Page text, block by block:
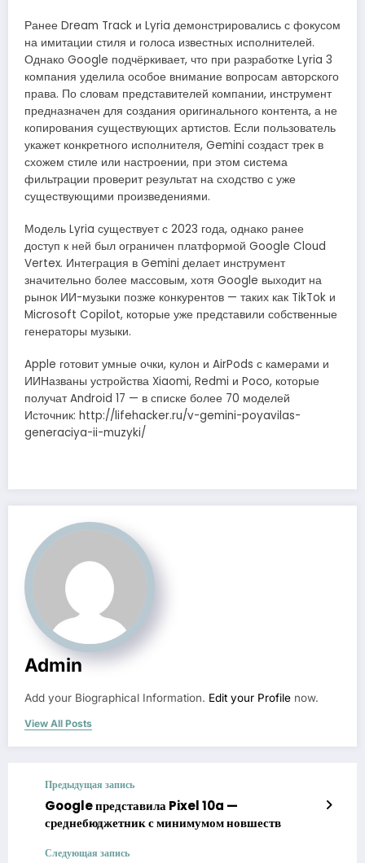
Ранее Dream Track и Lyria демонстрировались с фокусом
на имитации стиля и голоса известных исполнителей.
Однако Google подчёркивает, что при разработке Lyria 3
компания уделила особое внимание вопросам авторского
права. По словам представителей компании, инструмент
предназначен для создания оригинального контента, а не
копирования существующих артистов. Если пользователь
укажет конкретного исполнителя, Gemini создаст трек в
схожем стиле или настроении, при этом система
фильтрации проверит результат на сходство с уже
существующими произведениями.
Модель Lyria существует с 2023 года, однако ранее
доступ к ней был ограничен платформой Google Cloud
Vertex. Интеграция в Gemini делает инструмент
значительно более массовым, хотя Google выходит на
рынок ИИ-музыки позже конкурентов — таких как TikTok и
Microsoft Copilot, которые уже представили собственные
генераторы музыки.
Apple готовит умные очки, кулон и AirPods с камерами и
ИИНазваны устройства Xiaomi, Redmi и Poco, которые
получат Android 17 — в списке более 70 моделей
Источник: http://lifehacker.ru/v-gemini-poyavilas-
generaciya-ii-muzyki/
Admin
Add your Biographical Information. Edit your Profile now.
View All Posts
Предыдущая запись
Google представила Pixel 10a —
среднебюджетник с минимумом новшеств
Следующая запись